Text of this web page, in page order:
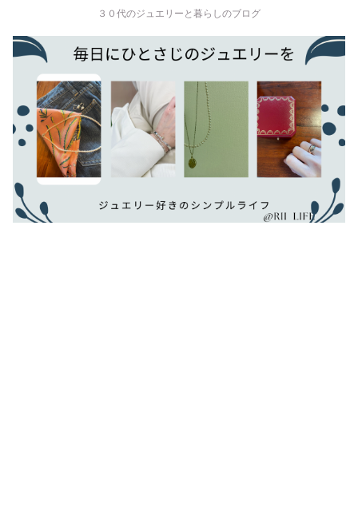
３０代のジュエリーと暮らしのブログ